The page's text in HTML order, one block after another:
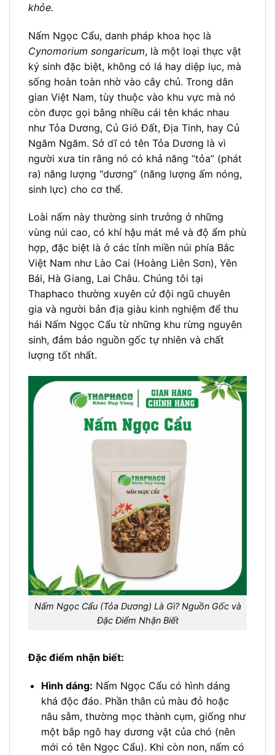
khỏe.
Nấm Ngọc Cẩu, danh pháp khoa học là
Cynomorium songaricum, là một loại thực vật
ký sinh đặc biệt, không có lá hay diệp lục, mà
sống hoàn toàn nhờ vào cây chủ. Trong dân
gian Việt Nam, tùy thuộc vào khu vực mà nó
còn được gọi bằng nhiều cái tên khác nhau
như Tỏa Dương, Củ Gió Đất, Địa Tinh, hay Củ
Ngăm Ngăm. Sở dĩ có tên Tỏa Dương là vì
người xưa tin rằng nó có khả năng “tỏa” (phát
ra) năng lượng “dương” (năng lượng ấm nóng,
sinh lực) cho cơ thể.
Loài nấm này thường sinh trưởng ở những
vùng núi cao, có khí hậu mát mẻ và độ ẩm phù
hợp, đặc biệt là ở các tỉnh miền núi phía Bắc
Việt Nam như Lào Cai (Hoàng Liên Sơn), Yên
Bái, Hà Giang, Lai Châu. Chúng tôi tại
Thaphaco thường xuyên cử đội ngũ chuyên
gia và người bản địa giàu kinh nghiệm để thu
hái Nấm Ngọc Cẩu từ những khu rừng nguyên
sinh, đảm bảo nguồn gốc tự nhiên và chất
lượng tốt nhất.
Nấm Ngọc Cẩu (Tỏa Dương) Là Gì? Nguồn Gốc và
Đặc Điểm Nhận Biết
Đặc điểm nhận biết:
Hình dáng: Nấm Ngọc Cẩu có hình dáng
khá độc đáo. Phần thân củ màu đỏ hoặc
nâu sẫm, thường mọc thành cụm, giống như
một bắp ngô hay dương vật của chó (nên
mới có tên Ngọc Cẩu). Khi còn non, nấm có